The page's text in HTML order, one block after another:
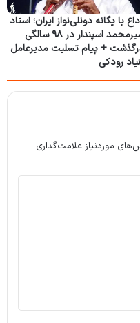
با یگانه دونلی‌نواز ایران؛ استاد
شیرمحمد اسپندار در ۹۸ سالگی
+ پیام تسلیت مدیرعامل
رودکی
موردنیاز علامت‌گذاری